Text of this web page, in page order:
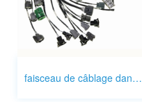
faisceau de câblage dans l'automobile